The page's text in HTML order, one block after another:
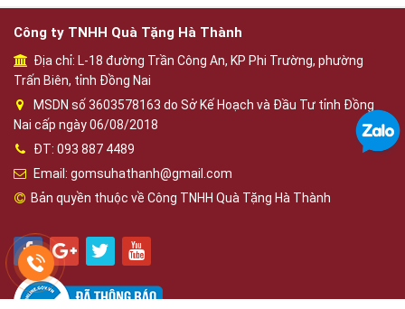
Công ty TNHH Quà Tặng Hà Thành
Địa chỉ: L-18 đường Trần Công An, KP Phi Trường, phường
Trấn Biên, tỉnh Đồng Nai
MSDN số 3603578163 do Sở Kế Hoạch và Đầu Tư tỉnh Đồng
Nai cấp ngày 06/08/2018
ĐT: 093 887 4489
Email: gomsuhathanh@gmail.com
Bản quyền thuộc về Công TNHH Quà Tặng Hà Thành